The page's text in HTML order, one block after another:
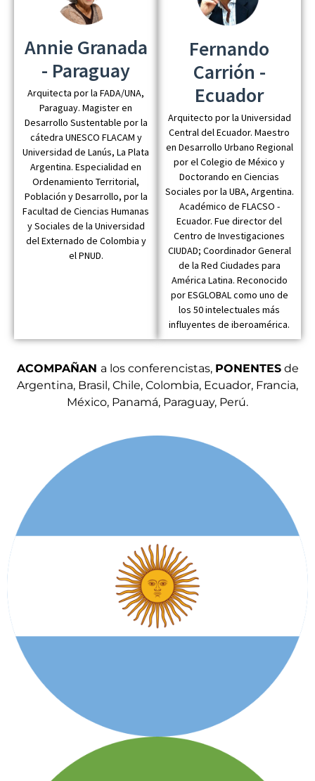
Annie Granada
- Paraguay
Arquitecta por la FADA/UNA,
Paraguay. Magister en
Desarrollo Sustentable por la
cátedra UNESCO FLACAM y
Universidad de Lanús, La Plata
Argentina. Especialidad en
Ordenamiento Territorial,
Población y Desarrollo, por la
Facultad de Ciencias Humanas
y Sociales de la Universidad
del Externado de Colombia y
el PNUD.
Fernando
Carrión -
Ecuador
Arquitecto por la Universidad
Central del Ecuador. Maestro
en Desarrollo Urbano Regional
por el Colegio de México y
Doctorando en Ciencias
Sociales por la UBA, Argentina.
Académico de FLACSO -
Ecuador. Fue director del
Centro de Investigaciones
CIUDAD; Coordinador General
de la Red Ciudades para
América Latina. Reconocido
por ESGLOBAL como uno de
los 50 intelectuales más
influyentes de iberoamérica.
ACOMPAÑAN a los conferencistas, PONENTESde
Argentina, Brasil, Chile, Colombia, Ecuador, Francia,
México, Panamá, Paraguay, Perú.